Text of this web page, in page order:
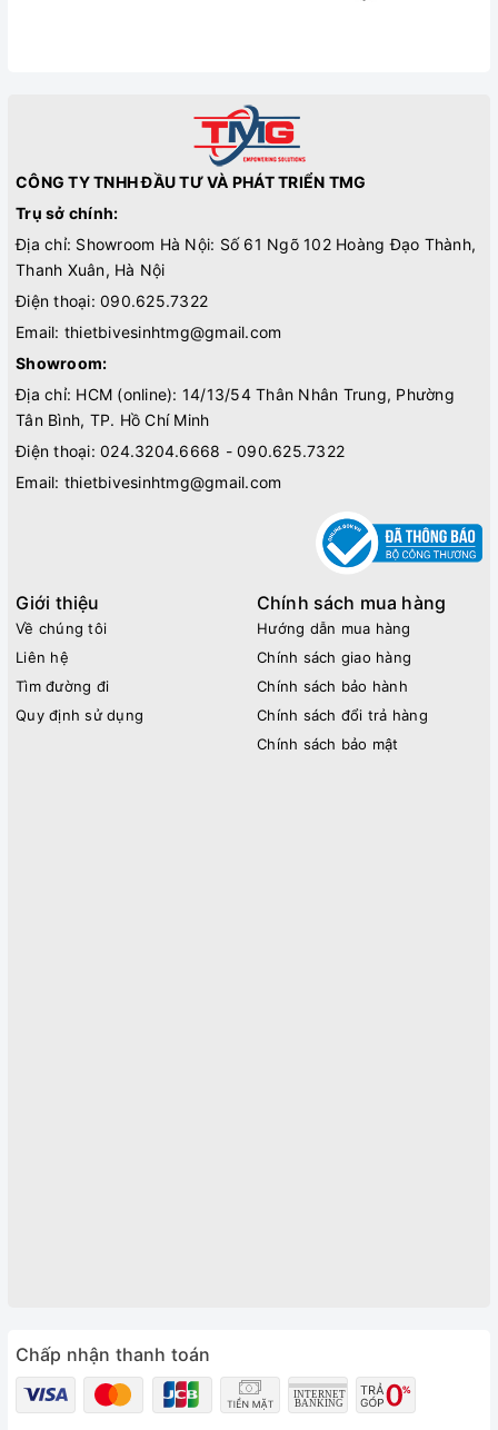
CÔNG TY TNHH ĐẦU TƯ VÀ PHÁT TRIỂN TMG
Trụ sở chính:
Địa chỉ: Showroom Hà Nội: Số 61 Ngõ 102 Hoàng Đạo Thành,
Thanh Xuân, Hà Nội
Điện thoại: 090.625.7322
Email: thietbivesinhtmg@gmail.com
Showroom:
Địa chỉ: HCM (online): 14/13/54 Thân Nhân Trung, Phường
Tân Bình, TP. Hồ Chí Minh
Điện thoại: 024.3204.6668 - 090.625.7322
Email: thietbivesinhtmg@gmail.com
Giới thiệu
Về chúng tôi
Liên hệ
Tìm đường đi
Quy định sử dụng
Chính sách mua hàng
Hướng dẫn mua hàng
Chính sách giao hàng
Chính sách bảo hành
Chính sách đổi trả hàng
Chính sách bảo mật
Chấp nhận thanh toán